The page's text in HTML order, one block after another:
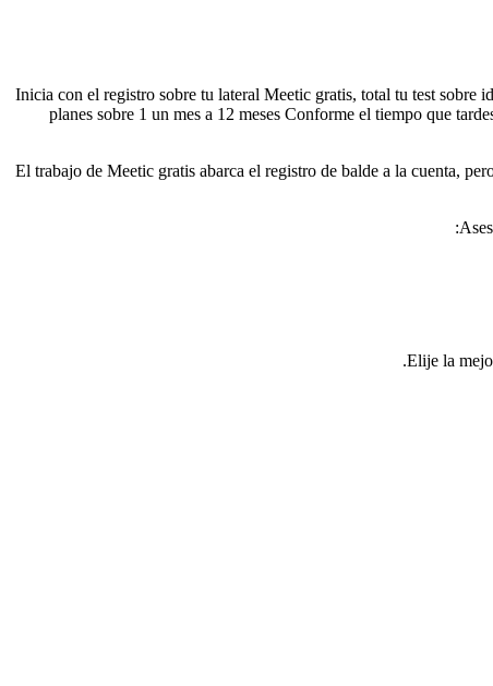
Inicia con el registro sobre tu lateral Meetic gratis, total tu test sobre
planes sobre 1 un mes a 12 meses Conforme el tiempo que
El trabajo de Meetic gratis abarca el registro de balde a la cuenta,
Elije la